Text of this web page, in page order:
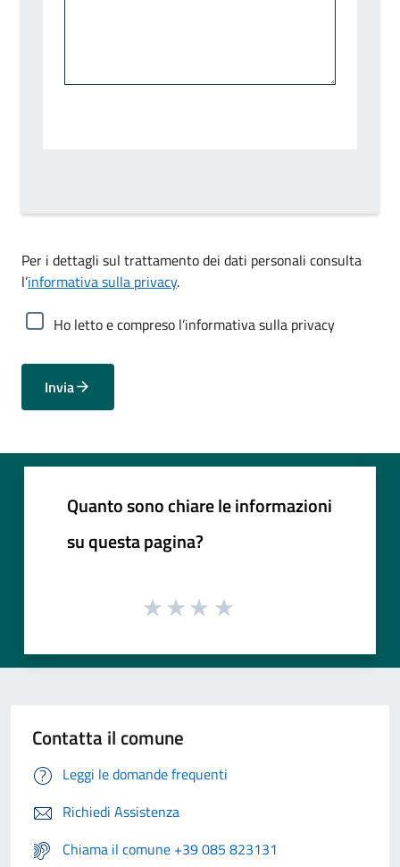
Per i dettagli sul trattamento dei dati personali consulta
l’informativa sulla privacy.
Ho letto e compreso l’informativa sulla privacy
Invia
Quanto sono chiare le informazioni
su questa pagina?
Contatta il comune
Leggi le domande frequenti
Richiedi Assistenza
Chiama il comune +39 085 823131